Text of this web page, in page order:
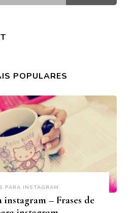
POPULARES
PARA INSTAGRAM
– Frases de